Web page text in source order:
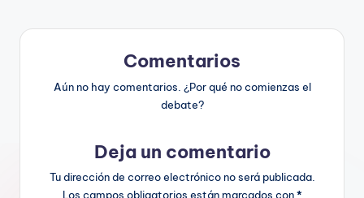
Comentarios
Aún no hay comentarios. ¿Por qué no comienzas el
debate?
Deja un comentario
Tu dirección de correo electrónico no será publicada.
Los campos obligatorios están marcados con*